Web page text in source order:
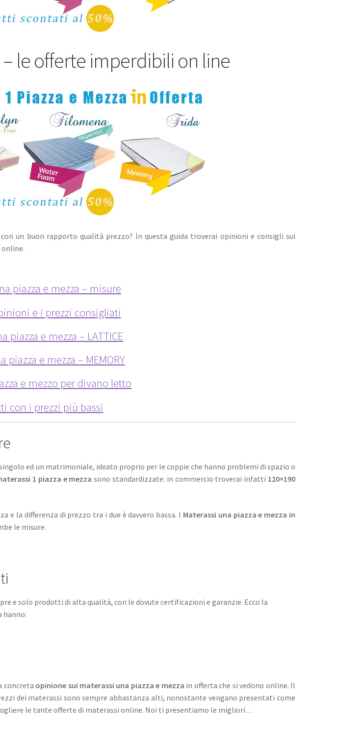
– le offerte imperdibili on line
un buon rapporto qualità prezzo? In questa guida troverai opinioni e consigli sui
piazza e mezza – misure
e i prezzi consigliati
piazza e mezza – LATTICE
piazza e mezza – MEMORY
e mezzo per divano letto
con i prezzi più bassi
ed un matrimoniale, ideato proprio per le coppie che hanno problemi di spazio o
1 piazza e mezza sono standardizzate: in commercio troverai infatti 120×190
la differenza di prezzo tra i due è davvero bassa. I Materassi una piazza e mezza in
le misure.
e solo prodotti di alta qualità, con le dovute certificazioni e garanzie. Ecco la
hanno:
concreta opinione sui materassi una piazza e mezza in offerta che si vedono online. Il
dei materassi sono sempre abbastanza alti, nonostante vengano presentati come
le tante offerte di materassi online. Noi ti presentiamo le migliori…